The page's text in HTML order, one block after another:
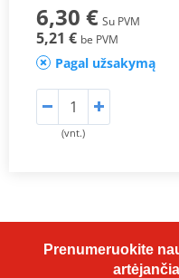
6,30 € Su PVM
5,21 € be PVM
Pagal užsakymą
(vnt.)
Prenumeruokite